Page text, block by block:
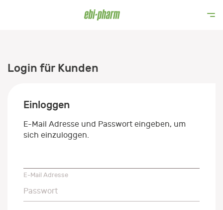
Login für Kunden
Einloggen
E-Mail Adresse und Passwort eingeben, um
sich einzuloggen.
E-Mail Adresse
Passwort
Passwort